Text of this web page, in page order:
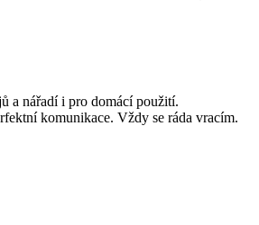
a nářadí i pro domácí použití.
komunikace. Vždy se ráda vracím.